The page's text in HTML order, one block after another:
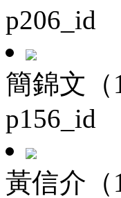
p206_id
簡錦文（
p156_id
黃信介（